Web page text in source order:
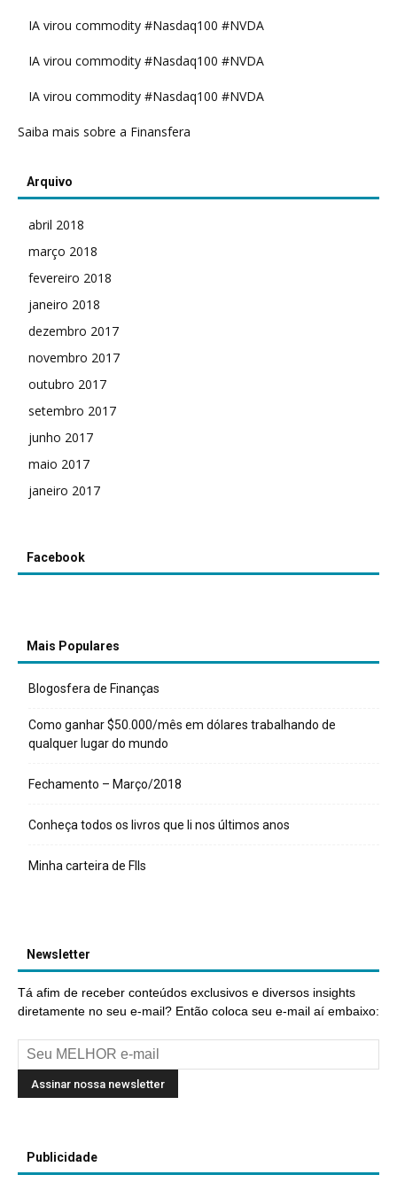
IA virou commodity #Nasdaq100 #NVDA
IA virou commodity #Nasdaq100 #NVDA
IA virou commodity #Nasdaq100 #NVDA
Saiba mais sobre a Finansfera
Arquivo
abril 2018
março 2018
fevereiro 2018
janeiro 2018
dezembro 2017
novembro 2017
outubro 2017
setembro 2017
junho 2017
maio 2017
janeiro 2017
Facebook
Mais Populares
Blogosfera de Finanças
Como ganhar $50.000/mês em dólares trabalhando de
qualquer lugar do mundo
Fechamento – Março/2018
Conheça todos os livros que li nos últimos anos
Minha carteira de FIIs
Newsletter
Tá afim de receber conteúdos exclusivos e diversos insights
diretamente no seu e-mail? Então coloca seu e-mail aí embaixo:
Publicidade